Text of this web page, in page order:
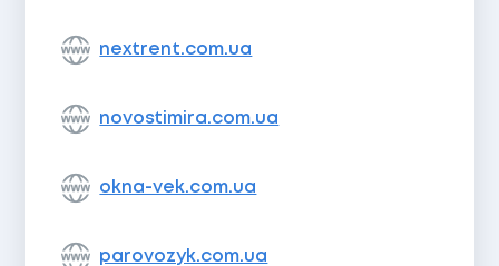
nextrent.com.ua
novostimira.com.ua
okna-vek.com.ua
parovozyk.com.ua